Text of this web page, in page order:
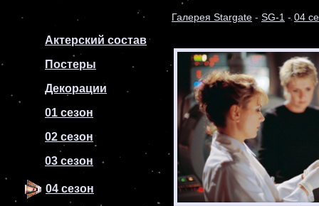
Актерский состав
Постеры
Декорации
01 сезон
02 сезон
03 сезон
04 сезон
Галерея Stargate - SG-1 -04